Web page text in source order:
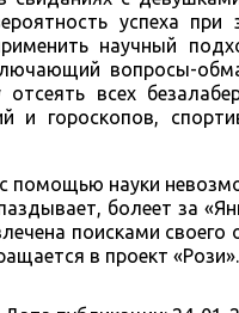
успеха при
научный
вопросы-
всех
и гороскопов,
помощью науки
болеет за
поисками своего
в проект «Рози».